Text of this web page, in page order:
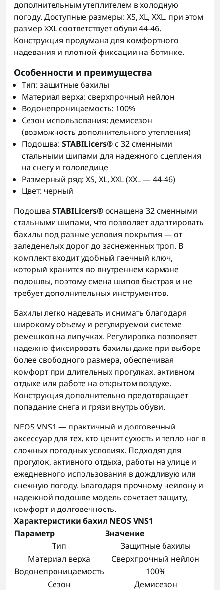
дополнительным утеплителем в холодную
погоду. Доступные размеры: XS, XL, XXL, при этом
размер XXL соответствует обуви 44-46.
Конструкция продумана для комфортного
надевания и плотной фиксации на ботинке.
Особенности и преимущества
Тип: защитные бахилы
Материал верха: сверхпрочный нейлон
Водонепроницаемость: 100%
Сезон использования: демисезон
(возможность дополнительного утепления)
Подошва: STABILicers®с 32 сменными
стальными шипами для надежного сцепления
на снегу и гололедице
Размерный ряд: XS, XL, XXL (XXL — 44-46)
Цвет: черный
Подошва STABILicers®оснащена 32 сменными
стальными шипами, что позволяет адаптировать
бахилы под разные условия покрытия — от
заледенелых дорог до заснеженных троп. В
комплект входит удобный гаечный ключ,
который хранится во внутреннем кармане
подошвы, поэтому смена шипов быстрая и не
требует дополнительных инструментов.
Бахилы легко надевать и снимать благодаря
широкому объему и регулируемой системе
ремешков на липучках. Регулировка позволяет
надежно фиксировать бахилы даже при выборе
более свободного размера, обеспечивая
комфорт при длительных прогулках, активном
отдыхе или работе на открытом воздухе.
Конструкция дополнительно предотвращает
попадание снега и грязи внутрь обуви.
NEOS VNS1 — практичный и долговечный
аксессуар для тех, кто ценит сухость и тепло ног в
сложных погодных условиях. Подходят для
прогулок, активного отдыха, работы на улице и
ежедневного использования в дождливую или
снежную погоду. Благодаря прочному нейлону и
надежной подошве модель сочетает защиту,
комфорт и долговечность.
Характеристики бахил NEOS VNS1
Параметр
Значение
Тип
Защитные бахилы
Материал верха
Сверхпрочный нейлон
Водонепроницаемость
100%
Сезон
Демисезон